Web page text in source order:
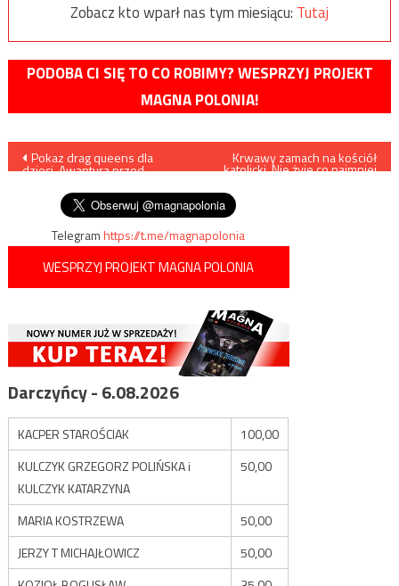
Zobacz kto wparł nas tym miesiącu: Tutaj
PODOBA CI SIĘ TO CO ROBIMY? WESPRZYJ PROJEKT
MAGNA POLONIA!
Nawigacja
wpisu
Pokaz drag queens dla
dzieci. Awantura przed
Krwawy zamach na kościół
katolicki. Nie żyje co najmniej
Telegramhttps://t.me/magnapolonia
WESPRZYJ PROJEKT MAGNA POLONIA
Darczyńcy - 6.08.2026
KACPER STAROŚCIAK
100,00
KULCZYK GRZEGORZ POLIŃSKA i
KULCZYK KATARZYNA
50,00
MARIA KOSTRZEWA
50,00
JERZY T MICHAJŁOWICZ
50,00